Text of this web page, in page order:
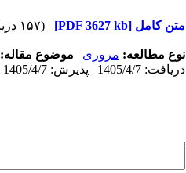
متن کامل[PDF 3627 kb] (۱۵۷ دریافت)
نوع مطالعه: مروری | موضوع مقاله:
دریافت: 1405/4/7 | پذیرش: 1405/4/7 | انتشار: 1405/4/7